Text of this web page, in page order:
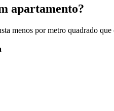
apartamento?
menos por metro quadrado